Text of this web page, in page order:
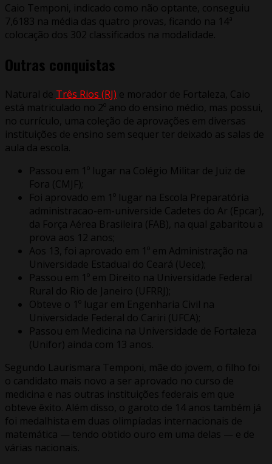
Caio Temponi, indicado como não optante, conseguiu
7,6183 na média das quatro provas, ficando na 14ª
colocação dos 302 classificados na modalidade.
Outras conquistas
Natural de Três Rios (RJ) e morador de Fortaleza, Caio
está matriculado no 2º ano do ensino médio, mas possui,
no currículo, uma coleção de aprovações em diversas
instituições de ensino sem sequer ter deixado as salas de
aula da escola.
Passou em 1º lugar na Colégio Militar de Juiz de
Fora (CMJF);
Foi aprovado em 1º lugar na Escola Preparatória
administracao-em-universide Cadetes do Ar (Epcar),
da Força Aérea Brasileira (FAB), na qual gabaritou a
prova aos 12 anos;
Aos 13, foi aprovado em 1º em Administração na
Universidade Estadual do Ceará (Uece);
Passou em 1º em Direito na Universidade Federal
Rural do Rio de Janeiro (UFRRJ);
Obteve o 1º lugar em Engenharia Civil na
Universidade Federal do Cariri (UFCA);
Passou em Medicina na Universidade de Fortaleza
(Unifor) ainda com 13 anos.
Segundo Laurismara Temponi, mãe do jovem, o filho foi
o candidato mais novo a ser aprovado no curso de
medicina e nas outras instituições federais em que
obteve êxito. Além disso, o garoto de 14 anos também já
foi medalhista em duas olimpíadas internacionais de
matemática — tendo obtido ouro em uma delas — e de
várias nacionais.